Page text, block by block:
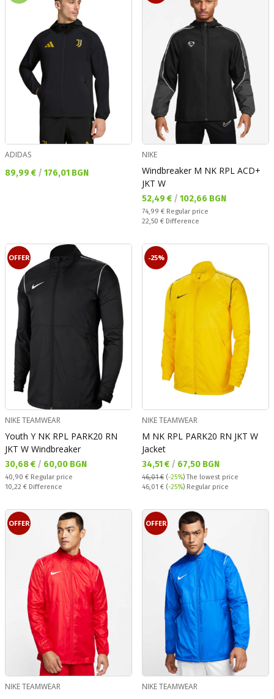
ADIDAS
Текуща цена:
89,99 € / 176,01 BGN
NIKE
Windbreaker M NK RPL ACD+
JKT W
Текуща цена:
52,49 € / 102,66 BGN
Regular price:
74,99 € Regular price
Спестявате:
22,50 € Difference
OFFER
NIKE TEAMWEAR
Youth Y NK RPL PARK20 RN
JKT W Windbreaker
Текуща цена:
30,68 € / 60,00 BGN
Regular price:
40,90 € Regular price
Спестявате:
10,22 € Difference
-25%
NIKE TEAMWEAR
M NK RPL PARK20 RN JKT W
Jacket
Текуща цена:
34,51 € / 67,50 BGN
46,01 € (-25%)The lowest price
Regular price:
46,01 € (-25%) Regular price
OFFER
NIKE TEAMWEAR
OFFER
NIKE TEAMWEAR